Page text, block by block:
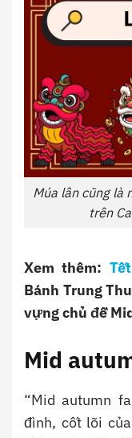
Múa lân cũng là
trên
Xem thêm:
Bánh Trung
vựng chủ đề
Mid
“Mid autumn
đình, cốt lõi